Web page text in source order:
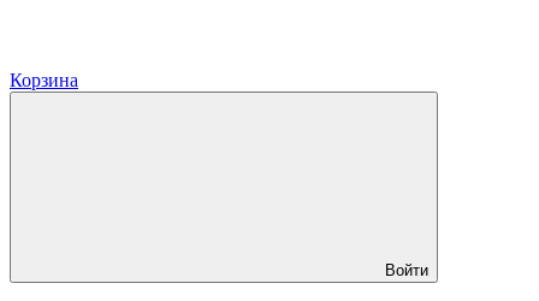
Корзина
Войти